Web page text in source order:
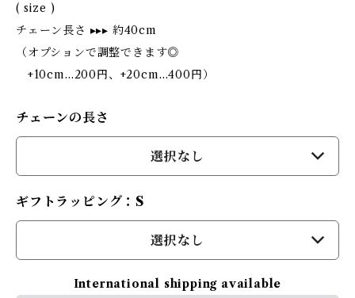
( size )
チェーン長さ ▸▸▸ 約40cm
（オプションで調整できます◎
+10cm…200円、+20cm…400円）
チェーンの長さ
選択なし
ギフトラッピング：S
選択なし
International shipping available